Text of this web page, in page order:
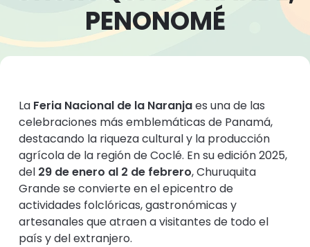
PENONOMÉ
La Feria Nacional de la Naranjaes una de las
celebraciones más emblemáticas de Panamá,
destacando la riqueza cultural y la producción
agrícola de la región de Coclé. En su edición 2025,
del 29 de enero al 2 de febrero, Churuquita
Grande se convierte en el epicentro de
actividades folclóricas, gastronómicas y
artesanales que atraen a visitantes de todo el
país y del extranjero.